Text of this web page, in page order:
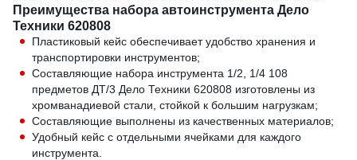
Преимущества набора автоинструмента Дело
Техники 620808
Пластиковый кейс обеспечивает удобство хранения и
транспортировки инструментов;
Составляющие набора инструмента 1/2, 1/4 108
предметов ДТ/3 Дело Техники 620808 изготовлены из
хромванадиевой стали, стойкой к большим нагрузкам;
Составляющие выполнены из качественных материалов;
Удобный кейс с отдельными ячейками для каждого
инструмента.